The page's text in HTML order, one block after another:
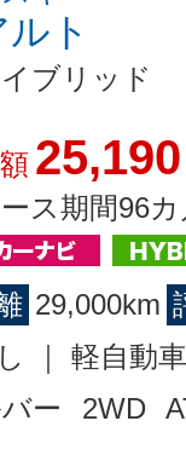
ルト
ブリッド
25,190
ス期間96
29,000km
｜ 軽自動車
ー 2WD